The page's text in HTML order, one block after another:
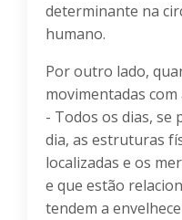
determinante na
humano.
Por outro lado,
movimentadas
- Todos os dias, se
dia, as estruturas
localizadas e os
e que estão
tendem a